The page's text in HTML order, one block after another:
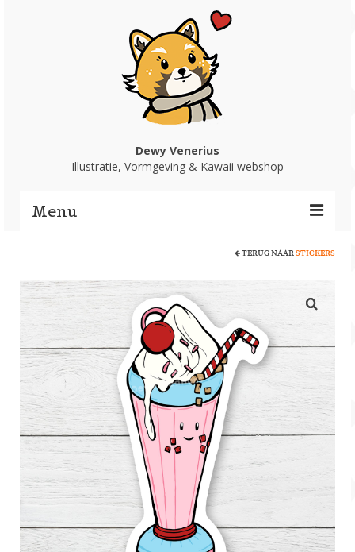
Dewy Venerius
Illustratie, Vormgeving & Kawaii webshop
Menu
Portfolio
Webshop
Account
Over Dewy
TERUG NAAR STICKERS